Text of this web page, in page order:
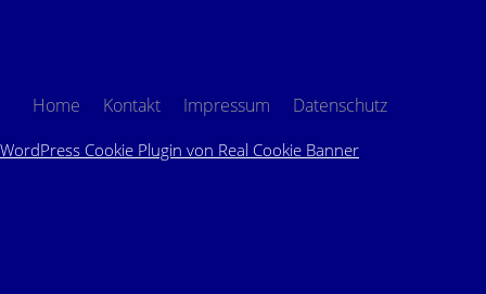
Home Kontakt Impressum Datenschutz
WordPress Cookie Plugin von Real Cookie Banner